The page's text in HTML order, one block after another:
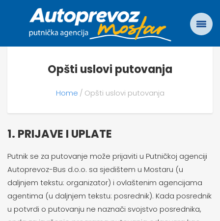
Opšti uslovi putovanja
Home Opšti uslovi putovanja
1. PRIJAVE I UPLATE
Putnik se za putovanje može prijaviti u Putničkoj agenciji
Autoprevoz-Bus d.o.o. sa sjedištem u Mostaru (u
daljnjem tekstu: organizator) i ovlaštenim agencijama
agentima (u daljnjem tekstu: posrednik). Kada posrednik
u potvrdi o putovanju ne naznači svojstvo posrednika,